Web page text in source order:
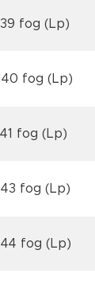
fog (Lp)
fog (Lp)
fog (Lp)
fog (Lp)
fog (Lp)